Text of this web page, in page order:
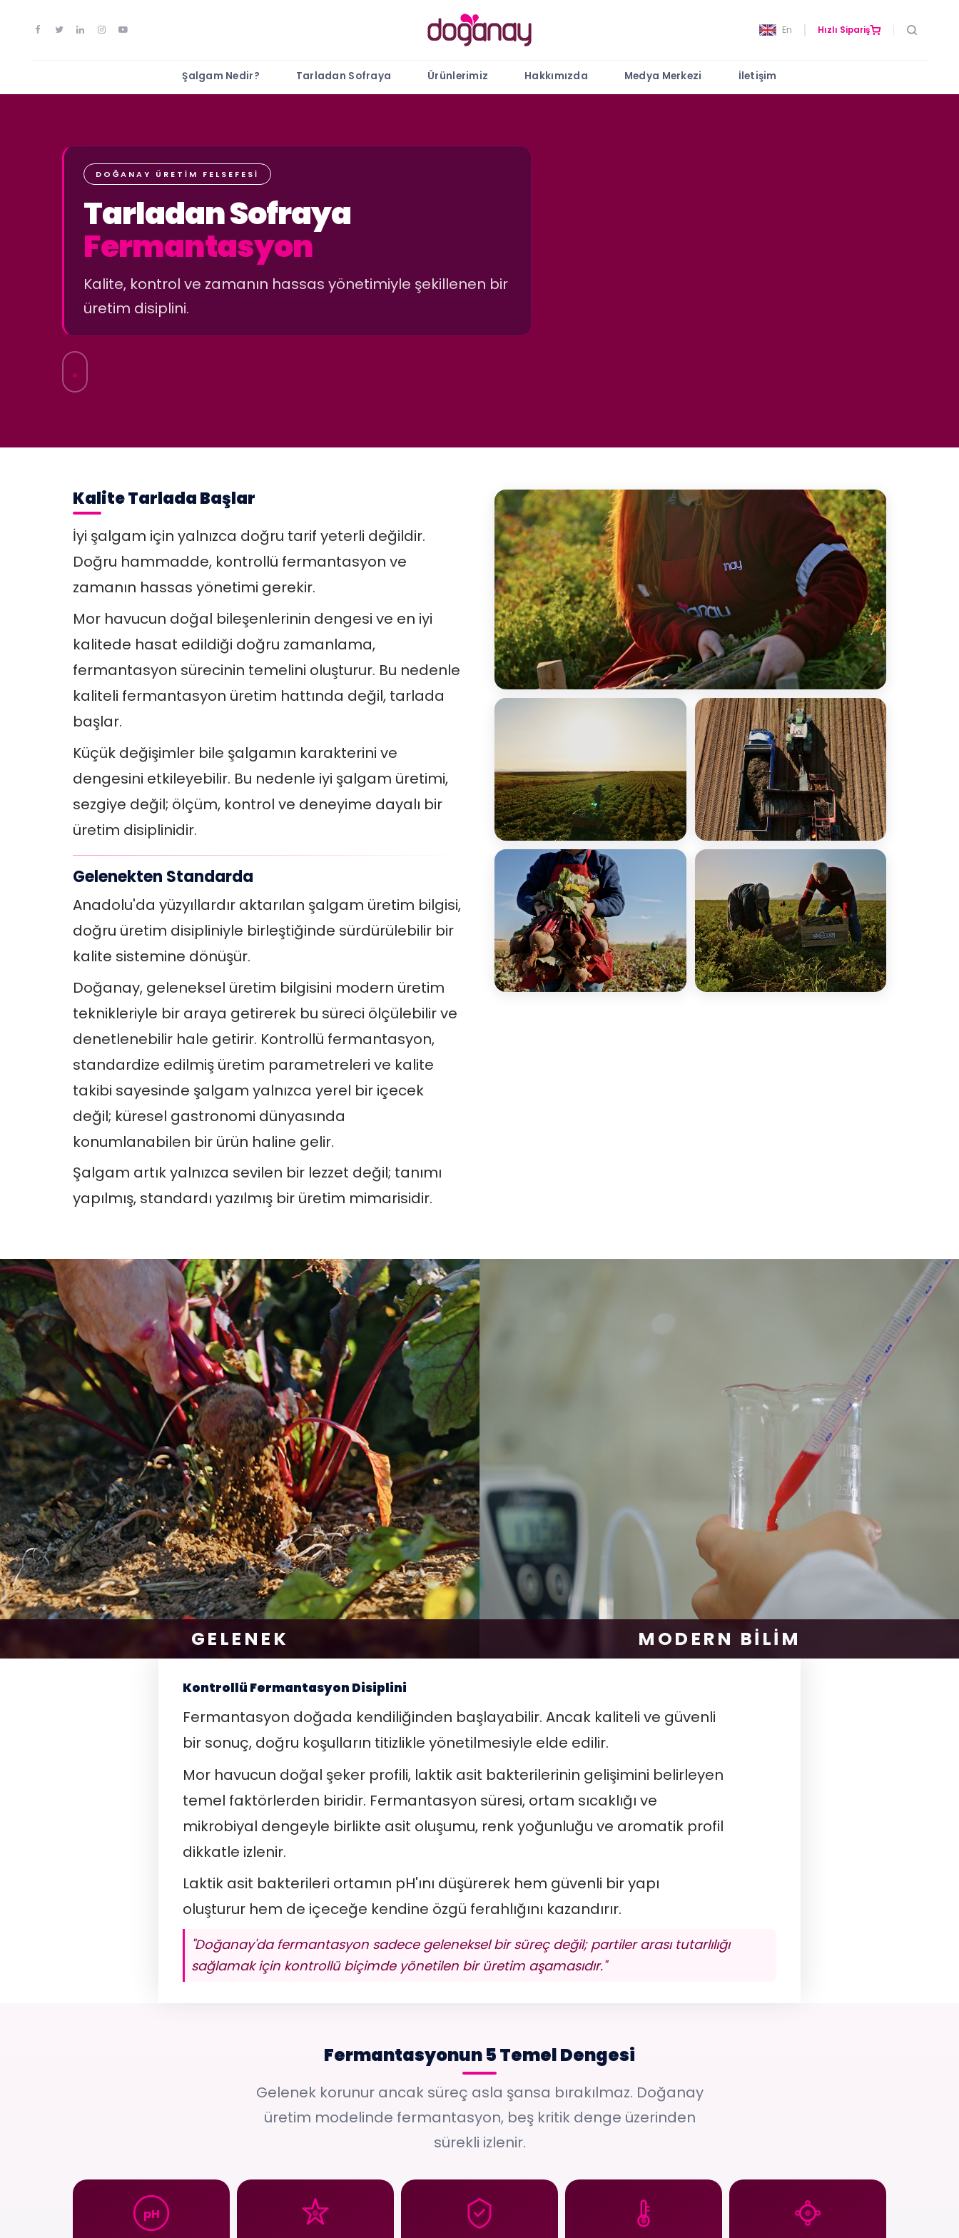
En Hızlı Sipariş
Şalgam Nedir? Tarladan Sofraya Ürünlerimiz Hakkımızda Medya Merkezi İletişim
DOĞANAY ÜRETİM FELSEFESİ
Tarladan Sofraya
Fermantasyon
Kalite, kontrol ve zamanın hassas yönetimiyle şekillenen bir
üretim disiplini.
Kalite Tarlada Başlar
İyi şalgam için yalnızca doğru tarif yeterli değildir.
Doğru hammadde, kontrollü fermantasyon ve
zamanın hassas yönetimi gerekir.
Mor havucun doğal bileşenlerinin dengesi ve en iyi
kalitede hasat edildiği doğru zamanlama,
fermantasyon sürecinin temelini oluşturur. Bu nedenle
kaliteli fermantasyon üretim hattında değil, tarlada
başlar.
Küçük değişimler bile şalgamın karakterini ve
dengesini etkileyebilir. Bu nedenle iyi şalgam üretimi,
sezgiye değil; ölçüm, kontrol ve deneyime dayalı bir
üretim disiplinidir.
Gelenekten Standarda
Anadolu'da yüzyıllardır aktarılan şalgam üretim bilgisi,
doğru üretim disipliniyle birleştiğinde sürdürülebilir bir
kalite sistemine dönüşür.
Doğanay, geleneksel üretim bilgisini modern üretim
teknikleriyle bir araya getirerek bu süreci ölçülebilir ve
denetlenebilir hale getirir. Kontrollü fermantasyon,
standardize edilmiş üretim parametreleri ve kalite
takibi sayesinde şalgam yalnızca yerel bir içecek
değil; küresel gastronomi dünyasında
konumlanabilen bir ürün haline gelir.
Şalgam artık yalnızca sevilen bir lezzet değil; tanımı
yapılmış, standardı yazılmış bir üretim mimarisidir.
GELENEK MODERN BİLİM
Kontrollü Fermantasyon Disiplini
Fermantasyon doğada kendiliğinden başlayabilir. Ancak kaliteli ve güvenli
bir sonuç, doğru koşulların titizlikle yönetilmesiyle elde edilir.
Mor havucun doğal şeker profili, laktik asit bakterilerinin gelişimini belirleyen
temel faktörlerden biridir. Fermantasyon süresi, ortam sıcaklığı ve
mikrobiyal dengeyle birlikte asit oluşumu, renk yoğunluğu ve aromatik profil
dikkatle izlenir.
Laktik asit bakterileri ortamın pH'ını düşürerek hem güvenli bir yapı
oluşturur hem de içeceğe kendine özgü ferahlığını kazandırır.
"Doğanay'da fermantasyon sadece geleneksel bir süreç değil; partiler arası tutarlılığı
sağlamak için kontrollü biçimde yönetilen bir üretim aşamasıdır."
Fermantasyonun 5 Temel Dengesi
Gelenek korunur ancak süreç asla şansa bırakılmaz. Doğanay
üretim modelinde fermantasyon, beş kritik denge üzerinden
sürekli izlenir.
pH
pH — Asitlik Seviyesi
Tuz Oranı —
Hijyen ve Süreç
Ortam Sıcaklığı Oksijen Yönetimi